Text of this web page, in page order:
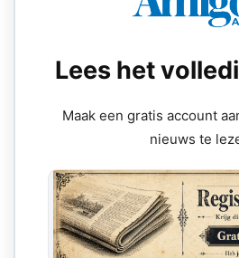
Lees het
Maak een gratis account
nieuws te